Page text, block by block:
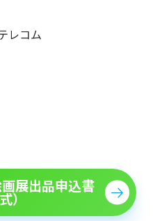
レコム
展出品申込書
式）